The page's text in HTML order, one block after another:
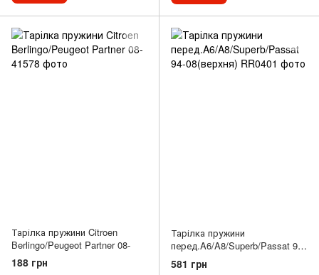
Тарілка пружини Citroen
Berlingo/Peugeot Partner 08-
188 грн
Тарілка пружини
перед.A6/A8/Superb/Passat 94-
08(верхня)
581 грн